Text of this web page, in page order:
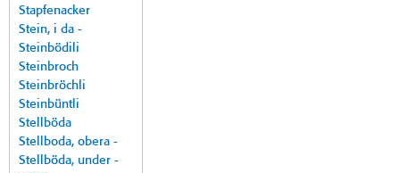
Stapfenacker
Stein, i da -
Steinbödili
Steinbroch
Steinbröchli
Steinbüntli
Stellböda
Stellboda, obera -
Stellböda, under -